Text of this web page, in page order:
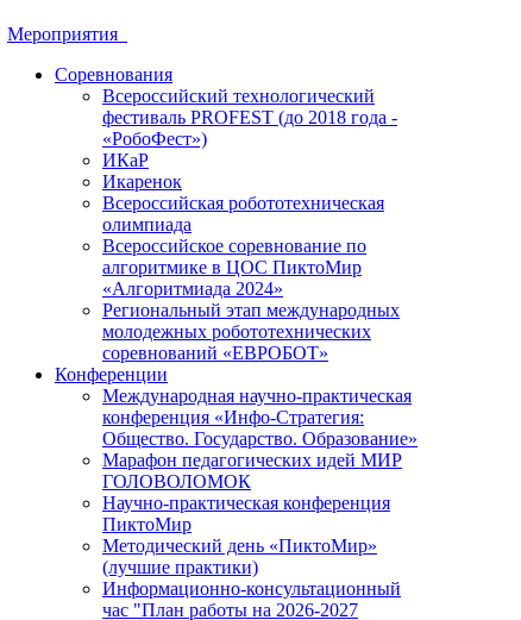
Мероприятия
Соревнования
Всероссийский технологический
фестиваль PROFEST (до 2018 года -
«РобоФест»)
ИКаР
Икаренок
Всероссийская робототехническая
олимпиада
Всероссийское соревнование по
алгоритмике в ЦОС ПиктоМир
«Алгоритмиада 2024»
Региональный этап международных
молодежных робототехнических
соревнований «ЕВРОБОТ»
Конференции
Международная научно-практическая
конференция «Инфо-Стратегия:
Общество. Государство. Образование»
Марафон педагогических идей МИР
ГОЛОВОЛОМОК
Научно-практическая конференция
ПиктоМир
Методический день «ПиктоМир»
(лучшие практики)
Информационно-консультационный
час "План работы на 2026-2027